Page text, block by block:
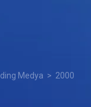
Medya > 2000